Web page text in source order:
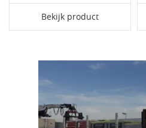
Bekijk product